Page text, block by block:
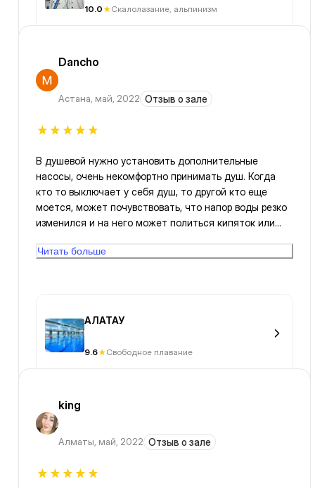
10.0 Скалолазание, альпинизм
Dancho
Астана, май, 2022 Отзыв о зале
В душевой нужно установить дополнительные
насосы, очень некомфортно принимать душ. Когда
кто то выключает у себя душ, то другой кто еще
моется, может почувствовать, что напор воды резко
изменился и на него может политься кипяток или
Читать больше
АЛАТАУ
9.6 Свободное плавание
king
Алматы, май, 2022 Отзыв о зале